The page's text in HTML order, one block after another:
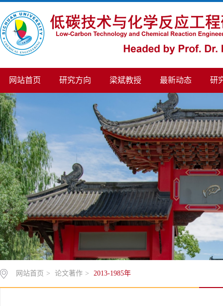
网站首页 研究方向 梁斌教授 最新动态 研
网站首页 > 论文著作 > 2013-1985年